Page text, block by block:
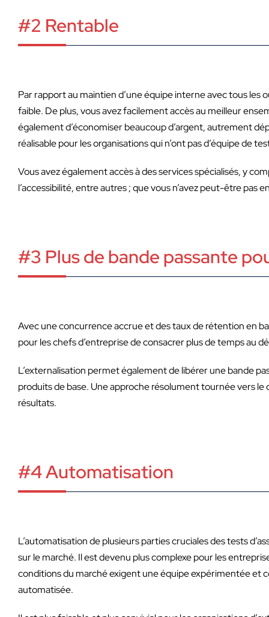
#2 Rentable
Par rapport au maintien d’une équipe interne avec tous les
faible. De plus, vous avez facilement accès au meilleur
également d’économiser beaucoup d’argent, autrement
réalisable pour les organisations qui n’ont pas d’équipe de
Vous avez également accès à des services spécialisés, y
l’accessibilité, entre autres ; que vous n’avez peut-être pas
#3 Plus de bande passante
Avec une concurrence accrue et des taux de rétention en
pour les chefs d’entreprise de consacrer plus de temps
L’externalisation permet également de libérer une bande
produits de base. Une approche résolument tournée vers
résultats.
#4 Automatisation
L’automatisation de plusieurs parties cruciales des tests
sur le marché. Il est devenu plus complexe pour les
conditions du marché exigent une équipe expérimentée et
automatisée.